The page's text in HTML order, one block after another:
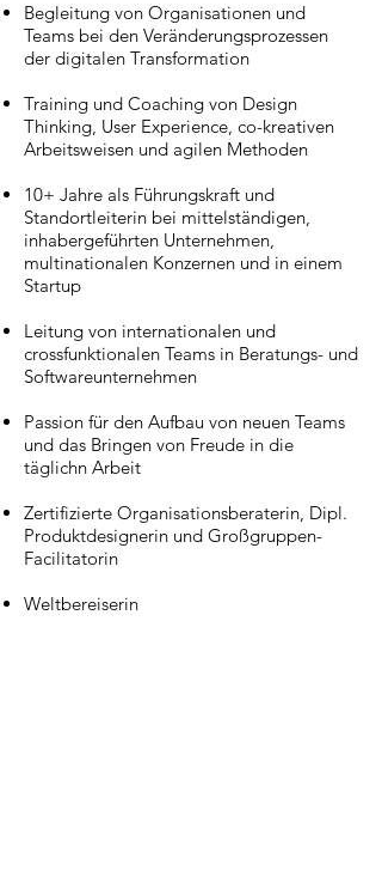
Begleitung von Organisationen und
Teams bei den Veränderungsprozessen
der digitalen Transformation
Training und Coaching von Design
Thinking, User Experience, co-kreativen
Arbeitsweisen und agilen Methoden
10+ Jahre als Führungskraft und
Standortleiterin bei mittelständigen,
inhabergeführten Unternehmen,
multinationalen Konzernen und in einem
Startup
Leitung von internationalen und
crossfunktionalen Teams in Beratungs- und
Softwareunternehmen
Passion für den Aufbau von neuen Teams
und das Bringen von Freude in die
täglichn Arbeit
Zertifizierte Organisationsberaterin, Dipl.
Produktdesignerin und Großgruppen-
Facilitatorin
Weltbereiserin